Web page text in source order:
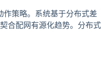
策略。系统基于分布式差
合配网有源化趋势。分布式